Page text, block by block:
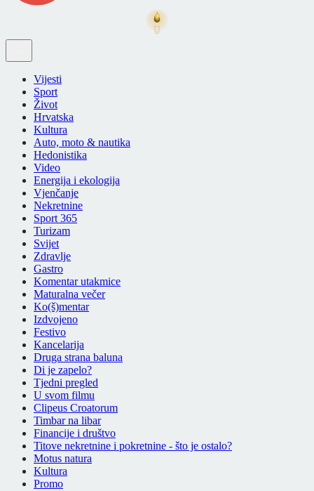
Vijesti
Sport
Život
Hrvatska
Kultura
Auto, moto & nautika
Hedonistika
Video
Energija i ekologija
Vjenčanje
Nekretnine
Sport 365
Turizam
Svijet
Zdravlje
Gastro
Komentar utakmice
Maturalna večer
Ko(š)mentar
Izdvojeno
Festivo
Kancelarija
Druga strana baluna
Di je zapelo?
Tjedni pregled
U svom filmu
Clipeus Croatorum
Timbar na libar
Financije i društvo
Titove nekretnine i pokretnine - što je ostalo?
Motus natura
Kultura
Promo